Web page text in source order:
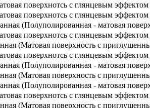
поверхнотсь с глянцевым эффектом
поверхнотсь с глянцевым эффектом
(Полуполированная - матовая
поверхнотсь с глянцевым эффектом
(Матовая поверхность с
поверхнотсь с глянцевым эффектом
(Полуполированная - матовая
(Матовая поверхность с
(Полуполированная - матовая
поверхнотсь с глянцевым эффектом
(Матовая поверхность с